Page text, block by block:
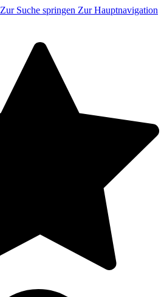
Zur Suche springen Zur Hauptnavigation